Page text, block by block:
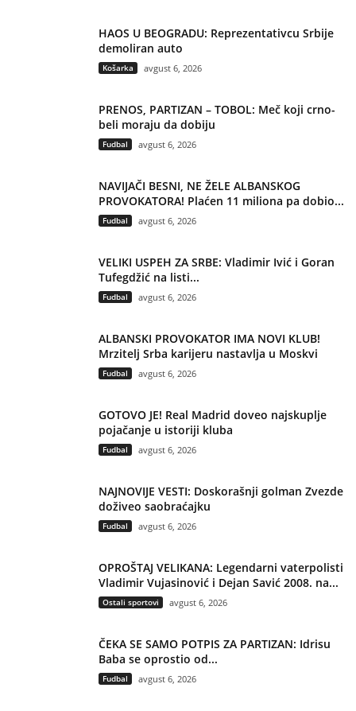
HAOS U BEOGRADU: Reprezentativcu Srbije
demoliran auto
Košarka avgust 6, 2026
PRENOS, PARTIZAN – TOBOL: Meč koji crno-
beli moraju da dobiju
Fudbal avgust 6, 2026
NAVIJAČI BESNI, NE ŽELE ALBANSKOG
PROVOKATORA! Plaćen 11 miliona pa dobio...
Fudbal avgust 6, 2026
VELIKI USPEH ZA SRBE: Vladimir Ivić i Goran
Tufegdžić na listi...
Fudbal avgust 6, 2026
ALBANSKI PROVOKATOR IMA NOVI KLUB!
Mrzitelj Srba karijeru nastavlja u Moskvi
Fudbal avgust 6, 2026
GOTOVO JE! Real Madrid doveo najskuplje
pojačanje u istoriji kluba
Fudbal avgust 6, 2026
NAJNOVIJE VESTI: Doskorašnji golman Zvezde
doživeo saobraćajku
Fudbal avgust 6, 2026
OPROŠTAJ VELIKANA: Legendarni vaterpolisti
Vladimir Vujasinović i Dejan Savić 2008. na...
Ostali sportovi avgust 6, 2026
ČEKA SE SAMO POTPIS ZA PARTIZAN: Idrisu
Baba se oprostio od...
Fudbal avgust 6, 2026